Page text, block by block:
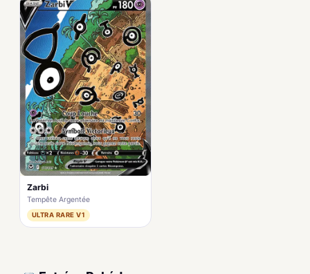
Zarbi
Tempête Argentée
ULTRA RARE V1